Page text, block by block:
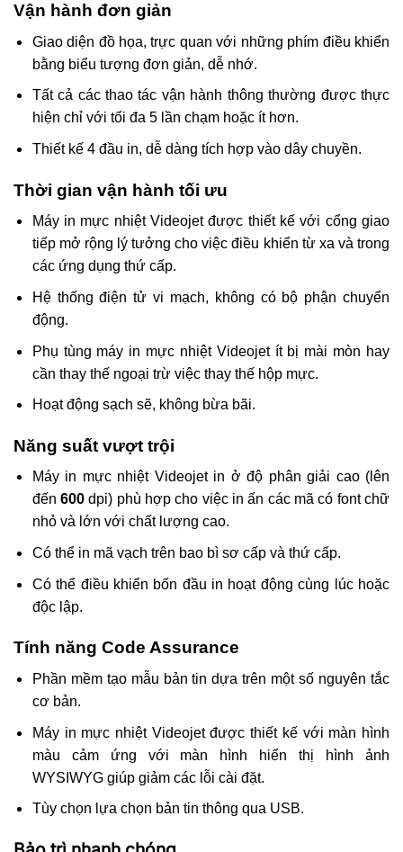
Vận hành đơn giản
Giao diện đồ họa, trực quan với những phím điều khiển
bằng biểu tượng đơn giản, dễ nhớ.
Tất cả các thao tác vận hành thông thường được thực
hiện chỉ với tối đa 5 lần chạm hoặc ít hơn.
Thiết kế 4 đầu in, dễ dàng tích hợp vào dây chuyền.
Thời gian vận hành tối ưu
Máy in mực nhiệt Videojet được thiết kế với cổng giao
tiếp mở rộng lý tưởng cho việc điều khiển từ xa và trong
các ứng dụng thứ cấp.
Hệ thống điện tử vi mạch, không có bộ phận chuyển
động.
Phụ tùng máy in mực nhiệt Videojet ít bị mài mòn hay
cần thay thế ngoại trừ việc thay thế hộp mực.
Hoạt động sạch sẽ, không bừa bãi.
Năng suất vượt trội
Máy in mực nhiệt Videojet in ở độ phân giải cao (lên
đến600 dpi) phù hợp cho việc in ấn các mã có font chữ
nhỏ và lớn với chất lượng cao.
Có thể in mã vạch trên bao bì sơ cấp và thứ cấp.
Có thể điều khiển bốn đầu in hoạt động cùng lúc hoặc
độc lập.
Tính năng Code Assurance
Phần mềm tạo mẫu bản tin dựa trên một số nguyên tắc
cơ bản.
Máy in mực nhiệt Videojet được thiết kế với màn hình
màu cảm ứng với màn hình hiển thị hình ảnh
WYSIWYG giúp giảm các lỗi cài đặt.
Tùy chọn lựa chọn bản tin thông qua USB.